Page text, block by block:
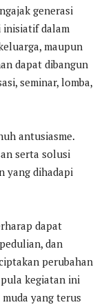
generasi
inisiatif dalam
maupun
dapat dibangun
seminar, lomba,
antusiasme.
serta solusi
yang dihadapi
dapat
dan
perubahan
kegiatan ini
yang terus